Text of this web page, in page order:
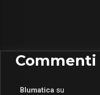
Blumaticasu